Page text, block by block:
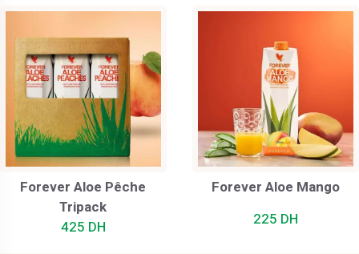
Forever Aloe Pêche
Tripack
425 DH
Forever Aloe Mango
225 DH